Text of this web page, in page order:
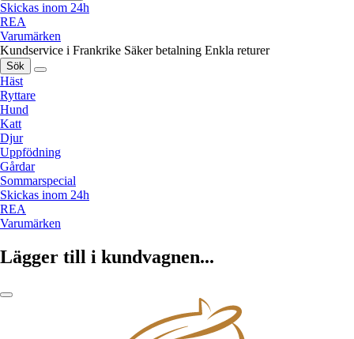
Skickas inom 24h
REA
Varumärken
Kundservice i Frankrike Säker betalning Enkla returer
Sök
Häst
Ryttare
Hund
Katt
Djur
Uppfödning
Gårdar
Sommarspecial
Skickas inom 24h
REA
Varumärken
Lägger till i kundvagnen...